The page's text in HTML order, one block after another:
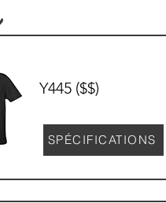
Y445 ($$)
SPÉCIFICATIONS